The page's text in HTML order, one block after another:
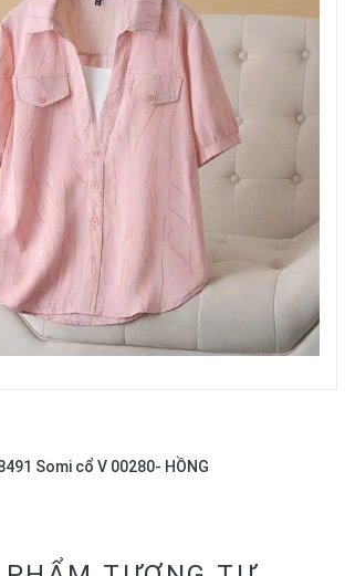
Somi cổ V 00280- HỒNG